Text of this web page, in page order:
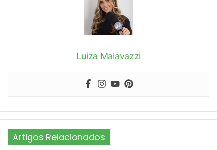
Luiza Malavazzi
Artigos Relacionados